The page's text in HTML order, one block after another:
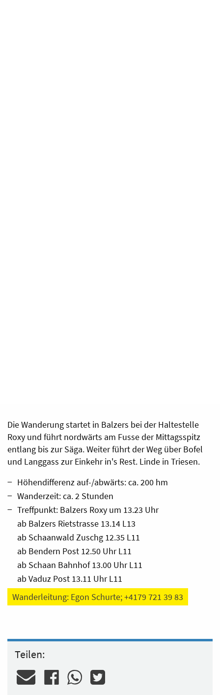
Die Wanderung startet in Balzers bei der Haltestelle
Roxy und führt nordwärts am Fusse der Mittagsspitz
entlang bis zur Säga. Weiter führt der Weg über Bofel
und Langgass zur Einkehr in's Rest. Linde in Triesen.
Höhendifferenz auf-/abwärts: ca. 200 hm
Wanderzeit: ca. 2 Stunden
Treffpunkt: Balzers Roxy um 13.23 Uhr
ab Balzers Rietstrasse 13.14 L13
ab Schaanwald Zuschg 12.35 L11
ab Bendern Post 12.50 Uhr L11
ab Schaan Bahnhof 13.00 Uhr L11
ab Vaduz Post 13.11 Uhr L11
Wanderleitung: Egon Schurte; +4179 721 39 83
Teilen: